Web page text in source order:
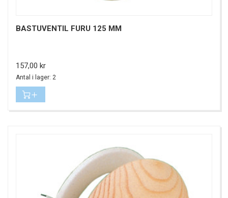
BASTUVENTIL FURU 125 MM
Pris
157,00 kr
Antal i lager: 2